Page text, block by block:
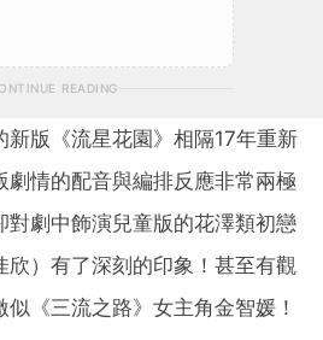
READING
新版《流星花園》相隔17年重新
劇情的配音與編排反應非常兩極
對劇中飾演兒童版的花澤類初戀
欣）有了深刻的印象！甚至有觀
《三流之路》女主角金智媛！